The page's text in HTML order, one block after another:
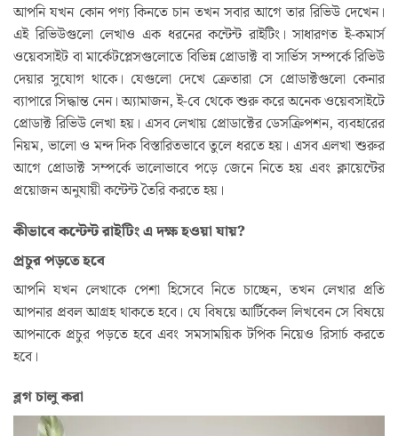
আপনি যখন কোন পণ্য কিনতে চান তখন সবার আগে তার রিভিউ দেখেন।
এই রিভিউগুলো লেখাও এক ধরনের কন্টেন্ট রাইটিং। সাধারণত ই-কমার্স
ওয়েবসাইট বা মার্কেটপ্লেসগুলোতে বিভিন্ন প্রোডাক্ট বা সার্ভিস সম্পর্কে রিভিউ
দেয়ার সুযোগ থাকে। যেগুলো দেখে ক্রেতারা সে প্রোডাক্টগুলো কেনার
ব্যাপারে সিদ্ধান্ত নেন। অ্যামাজন, ই-বে থেকে শুরু করে অনেক ওয়েবসাইটে
প্রোডাক্ট রিভিউ লেখা হয়। এসব লেখায় প্রোডাক্টের ডেসক্রিপশন, ব্যবহারের
নিয়ম, ভালো ও মন্দ দিক বিস্তারিতভাবে তুলে ধরতে হয়। এসব এলখা শুরুর
আগে প্রোডাক্ট সম্পর্কে ভালোভাবে পড়ে জেনে নিতে হয় এবং ক্লায়েন্টের
প্রয়োজন অনুযায়ী কন্টেন্ট তৈরি করতে হয়।
কীভাবে কন্টেন্ট রাইটিং এ দক্ষ হওয়া যায়?
প্রচুর পড়তে হবে
আপনি যখন লেখাকে পেশা হিসেবে নিতে চাচ্ছেন, তখন লেখার প্রতি
আপনার প্রবল আগ্রহ থাকতে হবে। যে বিষয়ে আর্টিকেল লিখবেন সে বিষয়ে
আপনাকে প্রচুর পড়তে হবে এবং সমসাময়িক টপিক নিয়েও রিসার্চ করতে
হবে।
ব্লগ চালু করা